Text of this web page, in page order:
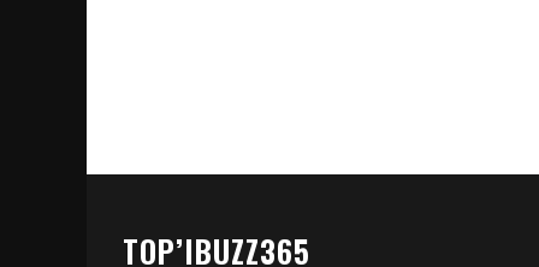
TOP’IBUZZ365